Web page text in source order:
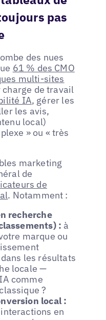
pas
des nues
61 % des CMO
multi-sites
de travail
IA, gérer les
les avis,
local)
» ou « très
marketing
de
de
. Notamment :
recherche
: à
marque ou
les résultats
locale —
comme
?
local :
en